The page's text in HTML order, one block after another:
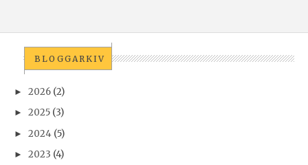
BLOGGARKIV
► 2026 (2)
► 2025 (3)
► 2024 (5)
► 2023 (4)